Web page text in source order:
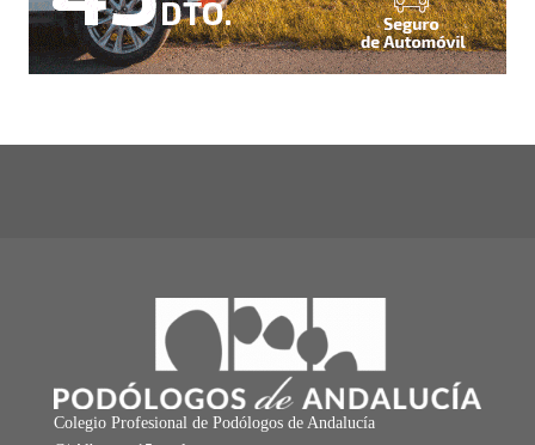
Colegio Profesional de Podólogos de Andalucía